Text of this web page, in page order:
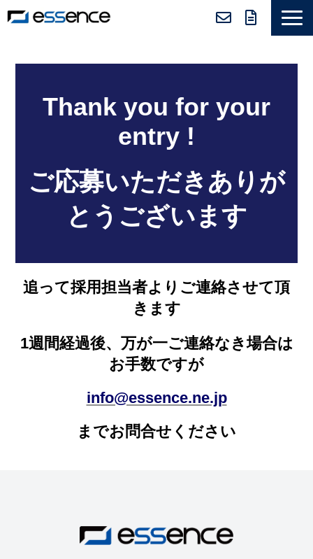
会社紹介
導入事例
セミナー＆コラム
Thank you for your
entry !
ご応募いただきありが
とうございます
追って採用担当者よりご連絡させて頂
きます
1週間経過後、万が一ご連絡なき場合は
お手数ですが
info@essence.ne.jp
までお問合せください